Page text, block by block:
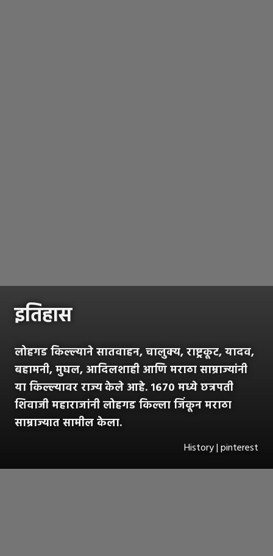
इतिहास
लोहगड किल्ल्याने सातवाहन, चालुक्य, राष्ट्रकूट, यादव,
बहामनी, मुघल, आदिलशाही आणि मराठा साम्राज्यांनी
या किल्ल्यावर राज्य केले आहे. १६७० मध्ये छत्रपती
शिवाजी महाराजांनी लोहगड किल्ला जिंकून मराठा
साम्राज्यात सामील केला.
History | pinterest